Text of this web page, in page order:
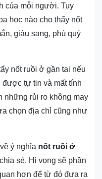
của mỗi người. Tuy
học nào cho thấy nốt
giàu sang, phú quý
nốt ruồi ở gần tai nếu
được tự tin và mất tính
những rủi ro không may
chọn địa chỉ cũng như
ý nghĩa nốt ruồi ở
sẻ. Hi vọng sẽ phần
hơn để từ đó đưa ra